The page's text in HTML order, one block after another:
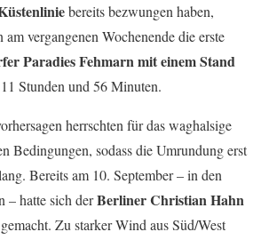
bereits bezwungen haben,
vergangenen Wochenende die erste
Paradies Fehmarn mit einem Stand
Stunden und 56 Minuten.
herrschten für das waghalsige
Bedingungen, sodass die Umrundung erst
Bereits am 10. September – in den
– hatte sich derBerliner Christian Hahn
Zu starker Wind aus Süd/West